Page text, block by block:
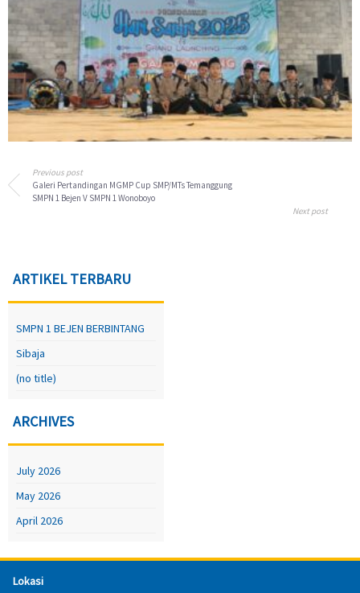
Previous post
Galeri Pertandingan MGMP Cup SMP/MTs Temanggung
SMPN 1 Bejen V SMPN 1 Wonoboyo
Next post
ARTIKEL TERBARU
SMPN 1 BEJEN BERBINTANG
Sibaja
(no title)
ARCHIVES
July 2026
May 2026
April 2026
Lokasi